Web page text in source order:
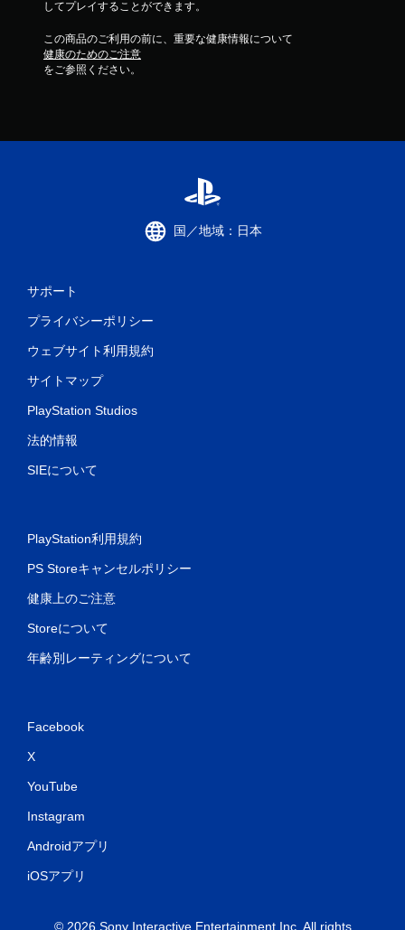
してプレイすることができます。
この商品のご利用の前に、重要な健康情報について
健康のためのご注意
をご参照ください。
国／地域：日本
サポート
プライバシーポリシー
ウェブサイト利用規約
サイトマップ
PlayStation Studios
法的情報
SIEについて
PlayStation利用規約
PS Storeキャンセルポリシー
健康上のご注意
Storeについて
年齢別レーティングについて
Facebook
X
YouTube
Instagram
Androidアプリ
iOSアプリ
© 2026 Sony Interactive Entertainment Inc. All rights